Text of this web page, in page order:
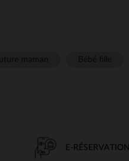
E-RÉSERVATION